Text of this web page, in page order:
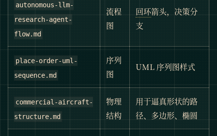
autonomous-llm-
research-agent-
flow.md
流程
图
回环箭头，决策分
支
place-order-uml-
sequence.md
序列
图
UML 序列图样式
commercial-aircraft-
structure.md
物理
结构
用于逼真形状的路
径、多边形、椭圆